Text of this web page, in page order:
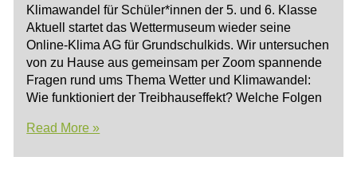
Klimawandel für Schüler*innen der 5. und 6. Klasse
Aktuell startet das Wettermuseum wieder seine
Online-Klima AG für Grundschulkids. Wir untersuchen
von zu Hause aus gemeinsam per Zoom spannende
Fragen rund ums Thema Wetter und Klimawandel:
Wie funktioniert der Treibhauseffekt? Welche Folgen
Gute
für
Read More »